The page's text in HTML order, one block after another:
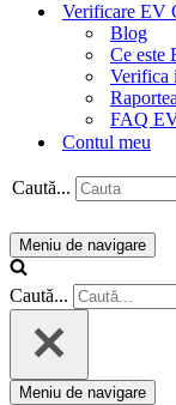
Verificare EV
Blog
Ce este
Verifica
FAQ
Contul meu
Caută...
Meniu de navigare
Caută...
Meniu de navigare